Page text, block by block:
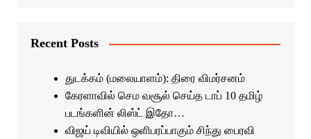
Recent Posts
துடக்கம் (மலையாளம்): திரை விமர்சனம்
கேரளாவில் செம வசூல் செய்த டாப் 10 தமிழ்
படங்களின் லிஸ்ட் இதோ…
விஜய் டிவியில் ஒளிபரப்பாகும் சிந்து பைரவி